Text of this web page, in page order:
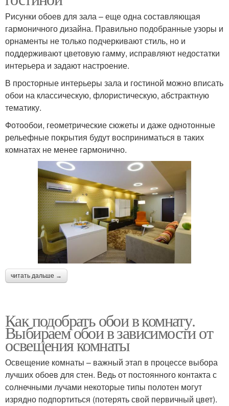
Рисунки обоев для зала – еще одна составляющая
гармоничного дизайна. Правильно подобранные узоры и
орнаменты не только подчеркивают стиль, но и
поддерживают цветовую гамму, исправляют недостатки
интерьера и задают настроение.
В просторные интерьеры зала и гостиной можно вписать
обои на классическую, флористическую, абстрактную
тематику.
Фотообои, геометрические сюжеты и даже однотонные
рельефные покрытия будут восприниматься в таких
комнатах не менее гармонично.
читать дальше →
Как подобрать обои в комнату.
Выбираем обои в зависимости от
освещения комнаты
Освещение комнаты – важный этап в процессе выбора
лучших обоев для стен. Ведь от постоянного контакта с
солнечными лучами некоторые типы полотен могут
изрядно подпортиться (потерять свой первичный цвет).